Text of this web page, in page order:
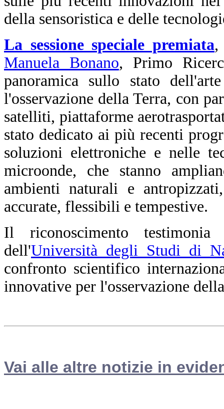
della sensoristica e delle
La sessione speciale premiata,
Manuela Bonano, Primo
panoramica sullo stato
l'osservazione della Terra, con
satelliti, piattaforme
stato dedicato ai più recenti
soluzioni elettroniche e nelle
microonde, che stanno
ambienti naturali e
accurate, flessibili e tempestive.
Il riconoscimento
dell'Università degli Studi di
confronto scientifico
innovative per l'osservazione
Vai alle altre notizie in